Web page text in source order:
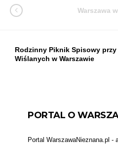
Warszawa
Rodzinny Piknik Spisowy
Wiślanych w Warszawie
PORTAL O
Portal WarszawaNieznana.pl -